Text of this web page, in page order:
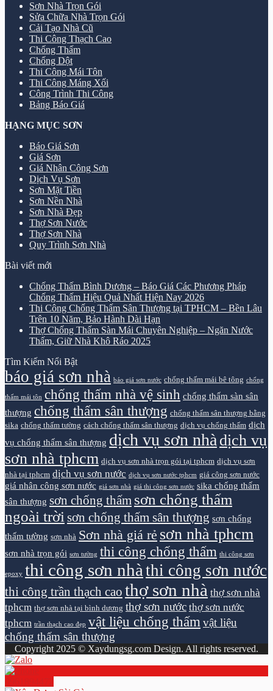
Sơn Nhà Trọn Gói
Sửa Chữa Nhà Trọn Gói
Cải Tạo Nhà Cũ
Thi Công Thạch Cao
Chống Thấm
Chống Dột
Thi Công Mái Tôn
Thi Công Máng Xối
Công Trình Thi Công
Bảng Báo Giá
HẠNG MỤC SƠN
Báo Giá Sơn
Giá Sơn
Giá Nhân Công Sơn
Dịch Vụ Sơn
Sơn Mặt Tiền
Sơn Nền Nhà
Sơn Nhà Đẹp
Thợ Sơn Nước
Thợ Sơn Nhà
Quy Trình Sơn Nhà
Bài viết mới
Chống Thấm Bình Dương – Báo Giá Các Phương Pháp
Chống Thấm Hiệu Quả Nhất Hiện Nay 2026
Thi Công Chống Thấm Sân Thượng tại TPHCM – Bền Lâu
Trên 10 Năm, Bảo Hành Dài Hạn
Thợ Chống Thấm Sàn Mái Chuyên Nghiệp – Ngăn Nước
Thấm, Giữ Nhà Khô Ráo 2025
Tìm Kiếm Nổi Bật
báo giá sơn nhà báo giá sơn nước chống thấm mái bê tông chống
thấm mái tôn chống thấm nhà vệ sinh chống thấm sàn sân
thượng chống thấm sân thượng chống thấm sân thượng bằng
sika chống thấm tường cách chống thấm sân thượng dịch vụ chống thấm dịch
vụ chống thấm sân thượng dịch vụ sơn nhà dịch vụ
sơn nhà tphcm dịch vụ sơn nhà trọn gói tại tphcm dịch vụ sơn
nhà tại tphcm dịch vụ sơn nước dịch vụ sơn nước tphcm giá công sơn nước
giá nhân công sơn nước giá sơn nhà giá thi công sơn nước sika chống thấm
sân thượng sơn chống thấm sơn chống thấm
ngoài trời sơn chống thấm sân thượng sơn chống
thấm tường sơn nhà Sơn nhà giá rẻ sơn nhà tphcm
sơn nhà trọn gói sơn tường thi công chống thấm thi công sơn
epoxy thi công sơn nhà thi công sơn nước
thi công trần thạch cao thợ sơn nhà thợ sơn nhà
tphcm thợ sơn nhà tại bình dương thợ sơn nước thợ sơn nước
tphcm trần thạch cao đẹp vật liệu chống thấm vật liệu
chống thấm sân thượng
Copyright 2025 © Xaydungsg.com Design. All rights reserved.